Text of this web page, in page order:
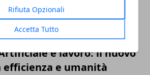
Rifiuta Opzionali
Accetta Tutto
e lavoro: il nuovo
e umanità